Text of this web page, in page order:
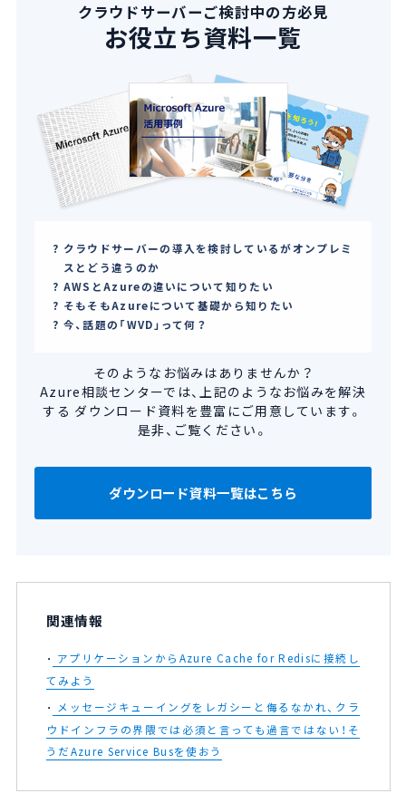
クラウドサーバーご検討中の方必見
お役立ち資料一覧
クラウドサーバーの導入を検討しているがオンプレミ
スとどう違うのか
AWSとAzureの違いについて知りたい
そもそもAzureについて基礎から知りたい
今、話題の「WVD」って何？
そのようなお悩みはありませんか？
Azure相談センターでは、上記のようなお悩みを解決
する ダウンロード資料を豊富にご用意しています。
是非、ご覧ください。
ダウンロード資料一覧はこちら
関連情報
アプリケーションからAzure Cache for Redisに接続し
てみよう
メッセージキューイングをレガシーと侮るなかれ、クラ
ウドインフラの界隈では必須と言っても過言ではない！そ
うだAzure Service Busを使おう